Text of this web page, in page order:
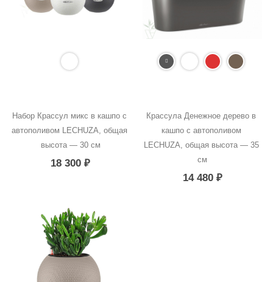
Набор Крассул микс в кашпо с
автополивом LECHUZA, общая
высота — 30 см
18 300₽
Крассула Денежное дерево в
кашпо с автополивом
LECHUZA, общая высота — 35
см
14 480 ₽